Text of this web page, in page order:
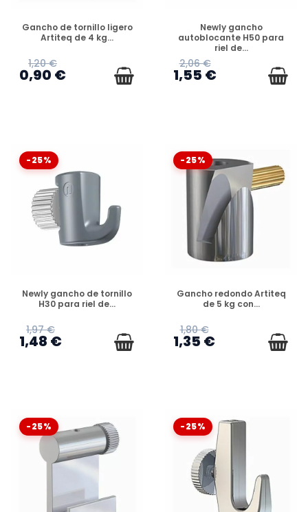
DISPONIBLE
Gancho de tornillo ligero
Artiteq de 4 kg...
1,20 €
0,90 €
DISPONIBLE
Newly gancho
autoblocante H50 para
riel de...
2,06 €
1,55 €
-25%
DISPONIBLE
Newly gancho de tornillo
H30 para riel de...
1,97 €
1,48 €
-25%
DISPONIBLE
Gancho redondo Artiteq
de 5 kg con...
1,80 €
1,35 €
-25% -25%